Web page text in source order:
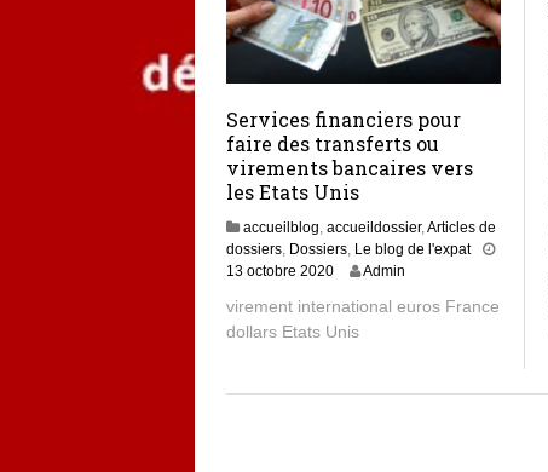
Services financiers pour
faire des transferts ou
virements bancaires vers
les Etats Unis
accueilblog, accueildossier,Articles de
dossiers, Dossiers, Le blog de l'expat
13 octobre 20206
é
c
Admin
virement international euros France
dollars Etats Unis